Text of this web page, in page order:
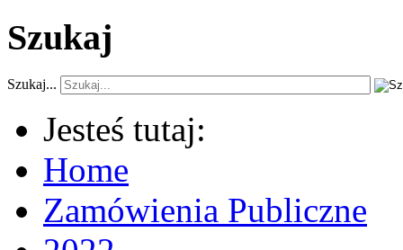
Szukaj
Szukaj...
Jesteś tutaj:
Home
Zamówienia Publiczne